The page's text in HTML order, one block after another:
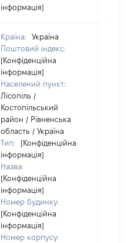
інформація]
Країна:
Україна
Поштовий індекс:
[Конфіденційна
інформація]
Населений пункт:
Лісопіль /
Костопільський
район / Рівненська
область / Україна
Тип:
[Конфіденційна
інформація]
Назва:
[Конфіденційна
інформація]
Номер будинку:
[Конфіденційна
інформація]
Номер корпусу: